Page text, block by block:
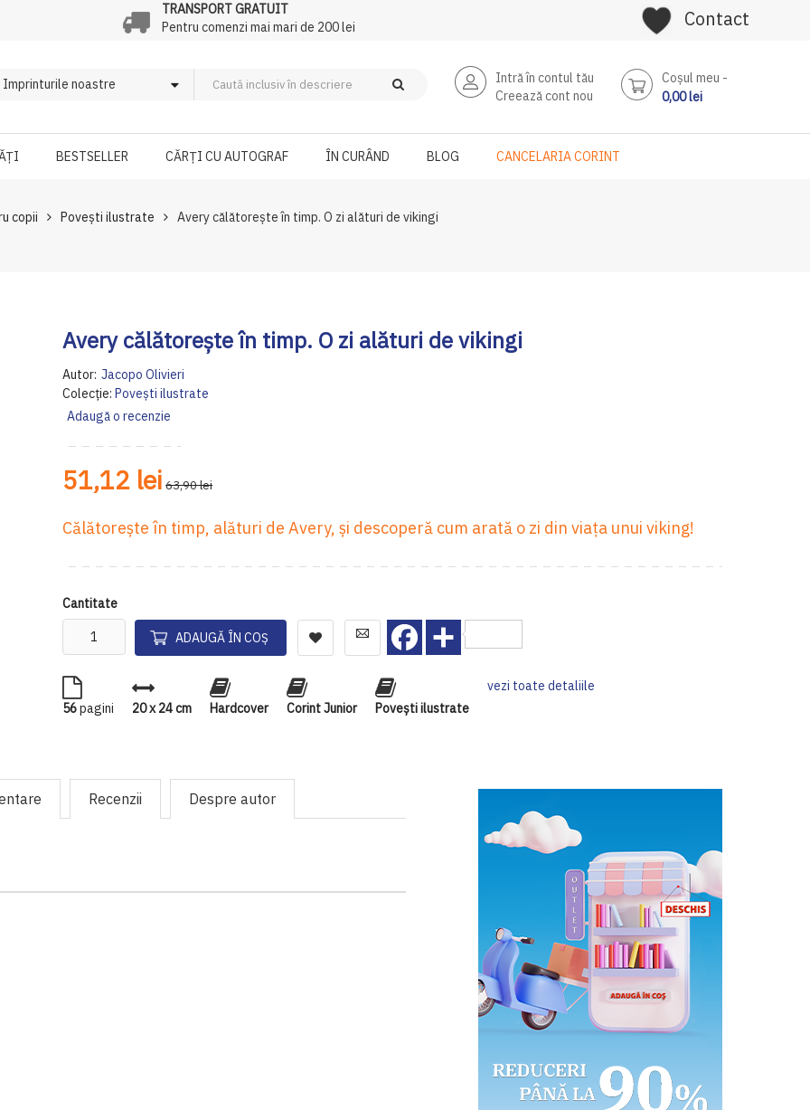
TRANSPORT GRATUIT
Pentru comenzi mai mari de 200 lei
Contact
Intră în contul tău
Creează cont nou
Coşul meu
0,00 lei
BESTSELLER CĂRȚI CU AUTOGRAF ÎN CURÂND BLOG CANCELARIA CORINT
copii Povești ilustrate Avery călătorește în timp. O zi alături de vikingi
Avery călătorește în timp. O zi alături de vikingi
Autor: Jacopo Olivieri
Colecție:Povești ilustrate
Adaugă o recenzie
51,12 lei 63,90 lei
Călătorește în timp, alături de Avery, și descoperă cum arată o zi din viața unui viking!
Cantitate
ADAUGĂ ÎN COȘ
Facebook
56pagini 20 x 24 cm Hardcover Corint Junior Povești ilustrate
vezi toate detaliile
Recenzii Despre autor